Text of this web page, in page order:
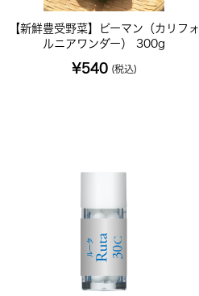
【新鮮豊受野菜】ピーマン（カリフォ
ルニアワンダー） 300g
¥540 (税込)